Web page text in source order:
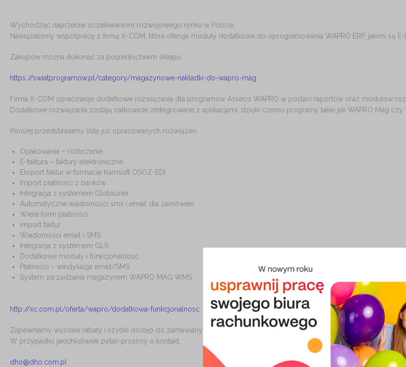
Wychodząc naprzeciw oczekiwaniom rozwojowego rynku w Polsce,
Nawiązaliśmy współpracę z firmą X-COM, która oferuje moduły dodatkowe do oprogramowania WAPRO ERP, jakimi są E-
Zakupów można dokonać za pośrednictwem sklepu:
https://swiatprogramow.pl/category/magazynowe-nakladki-do-wapro-mag
Firma X-COM opracowuje dodatkowe rozwiązania dla programów Asseco WAPRO w postaci raportów oraz modułów
Dodatkowe rozwiązania zostają całkowicie zintegrowane z aplikacjami, dzięki czemu programy takie jak WAPRO Mag
Poniżej przedstawiamy listę już opracowanych rozwiązań:
Opakowania – rozliczanie
E-faktura – faktury elektroniczne
Eksport faktur w formacie Kamsoft OSOZ-EDI
Import płatności z banków
Integracja z systemem Globkurier
Automatyczne wiadomości sms i email dla zamówień
Wiele form płatności
Import faktur
Wiadomości email i SMS
Integracja z systemem GLS
Dodatkowe moduły i funkcjonalność
Płatności – windykacja email/SMS
System zarządzania magazynem WAPRO MAG WMS
http://xc.com.pl/oferta/wapro/dodatkowa-funkcjonalnosc
Zapewniamy wysokie rabaty i szybki dostęp do zamawianych modułów.
W przypadku jakichkolwiek pytań prosimy o kontakt.
dho@dho.com.pl